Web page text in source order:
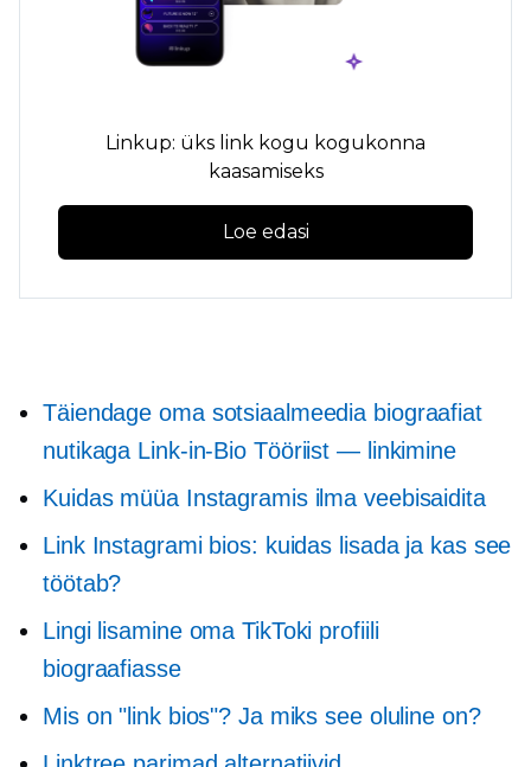
Linkup: üks link kogu kogukonna
kaasamiseks
Loe edasi
Täiendage oma sotsiaalmeedia biograafiat
nutikaga Link-in-Bio Tööriist — linkimine
Kuidas müüa Instagramis ilma veebisaidita
Link Instagrami bios: kuidas lisada ja kas see
töötab?
Lingi lisamine oma TikToki profiili
biograafiasse
Mis on "link bios"? Ja miks see oluline on?